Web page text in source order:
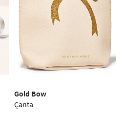
Gold Bow
Çanta